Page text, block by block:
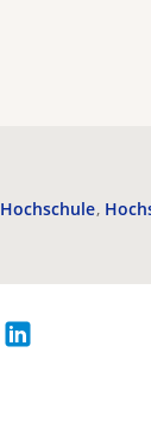
Hochschule